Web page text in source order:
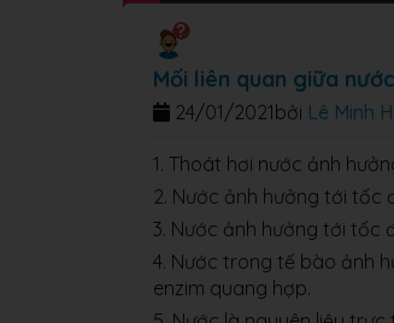
Mối liên quan giữa
bởi Lê Minh
24/01/2021
1. Thoát hơi nước ảnh
2. Nước ảnh hưởng tới tốc
3. Nước ảnh hưởng tới tốc
4. Nước trong tế bào ảnh
enzim quang hợp.